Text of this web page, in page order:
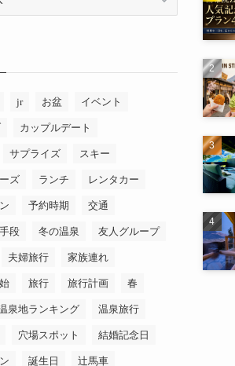
jr お盆 イベント
カップルデート
サプライズ スキー
ズ ランチ レンタカー
予約時期 交通
段 冬の温泉 友人グループ
夫婦旅行 家族連れ
旅行 旅行計画 春
泉地ランキング 温泉旅行
穴場スポット 結婚記念日
誕生日 辻馬車